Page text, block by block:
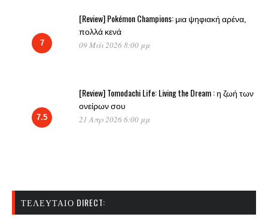
7
[Review] Pokémon Champions: μια ψηφιακή αρένα,
πολλά κενά
09 Μάι 2026 8:00 μμ
7.5
[Review] Tomodachi Life: Living the Dream : η ζωή των
ονείρων σου
21 Απρ 2026 6:00 μμ
ΤΕΛΕΥΤΑΊΟ DIRECT: